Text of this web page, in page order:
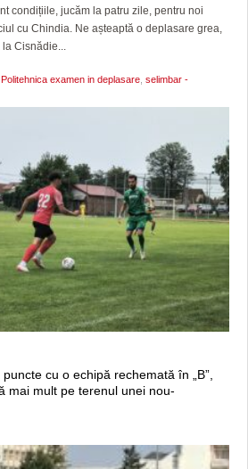
condițiile, jucăm la patru zile, pentru noi
cu Chindia. Ne așteaptă o deplasare grea,
Cisnădie...
Politehnica examen in deplasare selimbar -
cu o echipă rechemată în „B”,
mai mult pe terenul unei nou-